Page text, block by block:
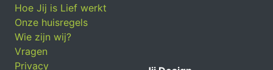
Hoe Jij is Lief werkt
Onze huisregels
Wie zijn wij?
Vragen
Privacy